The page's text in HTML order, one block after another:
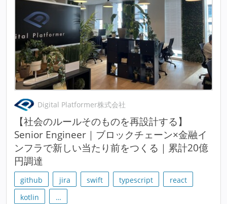
Digital Platformer株式会社
【社会のルールそのものを再設計する】
Senior Engineer｜ブロックチェーン×金融イ
ンフラで新しい当たり前をつくる｜累計20億
円調達
github jira swift typescript
react
kotlin
…